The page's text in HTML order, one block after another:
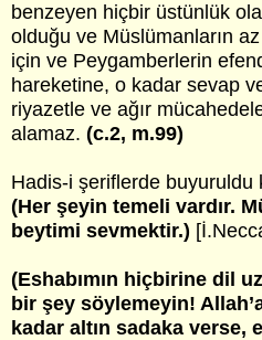
benzeyen hiçbir üstünlük
olduğu ve Müslümanların
için ve Peygamberlerin
hareketine, o kadar sevap
riyazetle ve ağır
alamaz. (c.2, m.99)
Hadis-i şeriflerde buyuruldu
(Her şeyin temeli vardır.
beytimi sevmektir.)
(Eshabımın hiçbirine dil
bir şey söylemeyin!
kadar altın sadaka verse,